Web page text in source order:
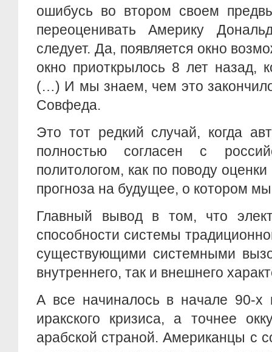
ошибусь во втором своем
переоценивать Америку
следует. Да, появляется окно
окно приоткрылось 8 лет назад,
(…) И мы знаем, чем это
Совфеда.
Это тот редкий случай, когда
полностью согласен с
политологом, как по поводу
прогноза на будущее, о котором
Главный вывод в том, что
способности системы
существующими системными
внутреннего, так и внешнего
А все начиналось в начале 90-х
иракского кризиса, а точнее
арабской страной. Американцы с